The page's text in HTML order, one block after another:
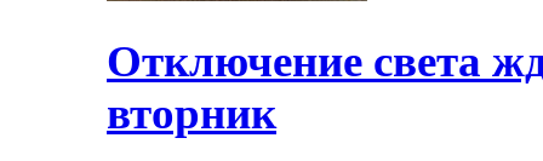
Отключение света
вторник